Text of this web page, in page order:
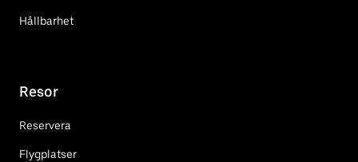
Hållbarhet
Resor
Reservera
Flygplatser